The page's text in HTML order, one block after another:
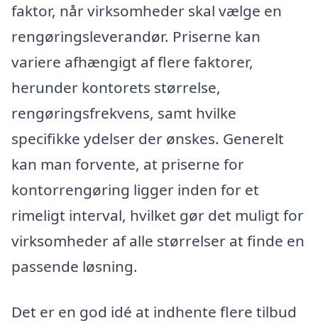
faktor, når virksomheder skal vælge en
rengøringsleverandør. Priserne kan
variere afhængigt af flere faktorer,
herunder kontorets størrelse,
rengøringsfrekvens, samt hvilke
specifikke ydelser der ønskes. Generelt
kan man forvente, at priserne for
kontorrengøring ligger inden for et
rimeligt interval, hvilket gør det muligt for
virksomheder af alle størrelser at finde en
passende løsning.
Det er en god idé at indhente flere tilbud